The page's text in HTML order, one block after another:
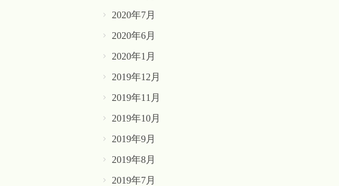
2020年7月
2020年6月
2020年1月
2019年12月
2019年11月
2019年10月
2019年9月
2019年8月
2019年7月